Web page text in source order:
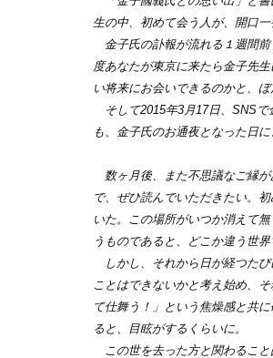
生の中、初めて会う人が、開口
金子氏の訃報が流れる１週間前
度あなたが東京に来たら金子先
い将来にお会いできるのかと、
そして2015年3月17日、SNSで
も、金子氏のお通夜となった日
数ヶ月後、また不思議なご縁が
で、ぜひ読んでいただきたい。
いた。この場所がいつか消えて
うものであると、どこか違う世
しかし、それから日が経つたび
ことはできないかと考え始め、
て仕舞う！」という焦燥感と共
ると、目眩がするくらいに。
この世を去った方と関わること